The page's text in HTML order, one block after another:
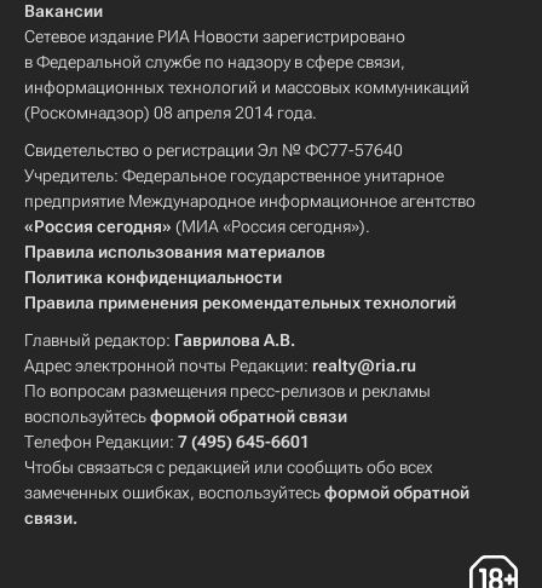
Вакансии
Сетевое издание РИА Новости зарегистрировано
в Федеральной службе по надзору в сфере связи,
информационных технологий и массовых коммуникаций
(Роскомнадзор) 08 апреля 2014 года.
Свидетельство о регистрации Эл № ФС77-57640
Учредитель: Федеральное государственное унитарное
предприятие Международное информационное агентство
«Россия сегодня» (МИА «Россия сегодня»).
Правила использования материалов
Политика конфиденциальности
Правила применения рекомендательных технологий
Главный редактор: Гаврилова А.В.
Адрес электронной почты Редакции: realty@ria.ru
По вопросам размещения пресс-релизов и рекламы
воспользуйтесьформой обратной связи
Телефон Редакции: 7 (495) 645-6601
Чтобы связаться с редакцией или сообщить обо всех
замеченных ошибках, воспользуйтесьформой обратной
связи.